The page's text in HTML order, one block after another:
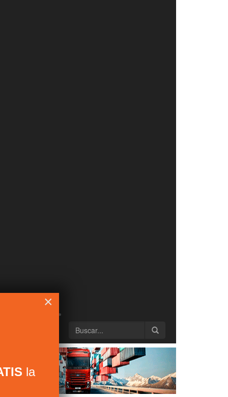
×
la